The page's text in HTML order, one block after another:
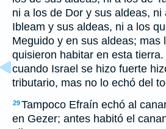
ni a los de Dor y sus aldeas,
Ibleam y sus aldeas, ni a los
Meguido y en sus aldeas; mas
quisieron habitar en esta tierra.
cuando Israel se hizo fuerte
tributario, mas no lo echó del
29Tampoco Efraín echó al
en Gezer; antes habitó el